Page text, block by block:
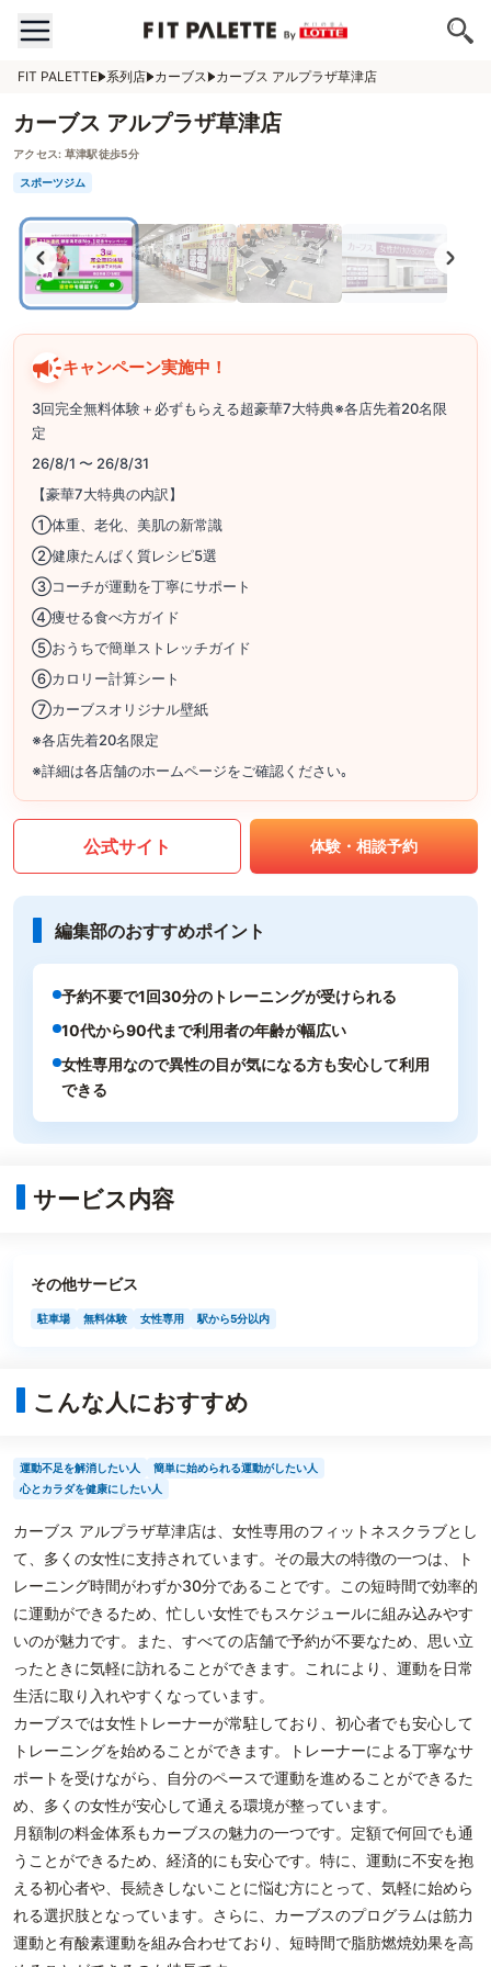
FIT PALETTE 系列店 カーブス カーブス アルプラザ草津店
カーブス アルプラザ草津店
アクセス: 草津駅徒歩5分
スポーツジム
キャンペーン実施中！
3回完全無料体験＋必ずもらえる超豪華7大特典※各店先着20名限
定
26/8/1 〜 26/8/31
【豪華7大特典の内訳】
①体重、老化、美肌の新常識
②健康たんぱく質レシピ5選
③コーチが運動を丁寧にサポート
④痩せる食べ方ガイド
⑤おうちで簡単ストレッチガイド
⑥カロリー計算シート
⑦カーブスオリジナル壁紙
※各店先着20名限定
※詳細は各店舗のホームページをご確認ください｡
公式サイト 体験・相談予約
編集部のおすすめポイント
予約不要で1回30分のトレーニングが受けられる
10代から90代まで利用者の年齢が幅広い
女性専用なので異性の目が気になる方も安心して利用
できる
サービス内容
その他サービス
駐車場 無料体験 女性専用 駅から5分以内
こんな人におすすめ
運動不足を解消したい人
簡単に始められる運動がしたい人
心とカラダを健康にしたい人
カーブス アルプラザ草津店は、女性専用のフィットネスクラブとし
て、多くの女性に支持されています。その最大の特徴の一つは、ト
レーニング時間がわずか30分であることです。この短時間で効率的
に運動ができるため、忙しい女性でもスケジュールに組み込みやす
いのが魅力です。また、すべての店舗で予約が不要なため、思い立
ったときに気軽に訪れることができます。これにより、運動を日常
生活に取り入れやすくなっています。
カーブスでは女性トレーナーが常駐しており、初心者でも安心して
トレーニングを始めることができます。トレーナーによる丁寧なサ
ポートを受けながら、自分のペースで運動を進めることができるた
め、多くの女性が安心して通える環境が整っています。
月額制の料金体系もカーブスの魅力の一つです。定額で何回でも通
うことができるため、経済的にも安心です。特に、運動に不安を抱
える初心者や、長続きしないことに悩む方にとって、気軽に始めら
れる選択肢となっています。さらに、カーブスのプログラムは筋力
運動と有酸素運動を組み合わせており、短時間で脂肪燃焼効果を高